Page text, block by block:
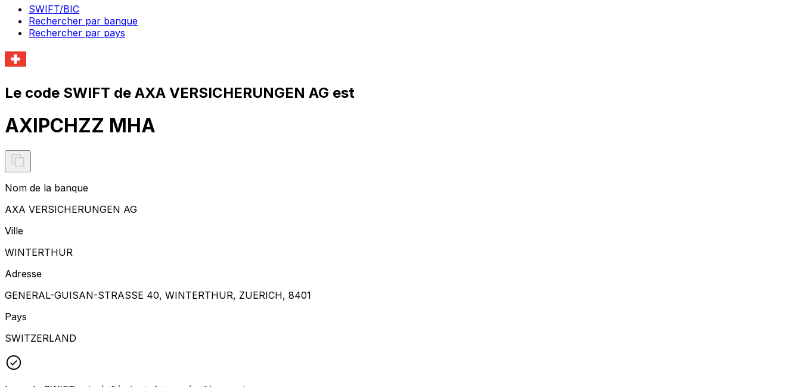
SWIFT/BIC
Rechercher par banque
Rechercher par pays
Le code SWIFT de AXA VERSICHERUNGEN AG est
AXIPCHZZ MHA
Nom de la banque
AXA VERSICHERUNGEN AG
Ville
WINTERTHUR
Adresse
GENERAL-GUISAN-STRASSE 40, WINTERTHUR, ZUERICH, 8401
Pays
SWITZERLAND